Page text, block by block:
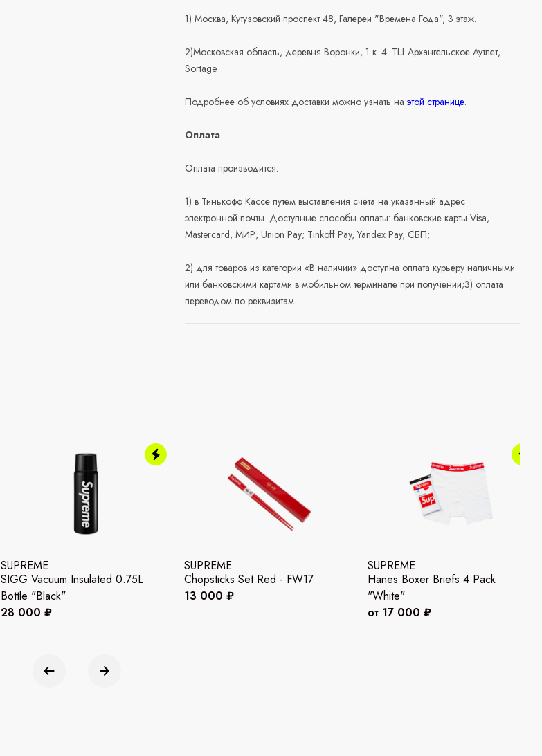
1) Москва, Кутузовский проспект 48, Галереи "Времена Года", 3 этаж.
2)Московская область, деревня Воронки, 1 к. 4. ТЦ Архангельское Аутлет,
Sortage.
Подробнее об условиях доставки можно узнать наэтой странице.
Оплата
Оплата производится:
1) в Тинькофф Кассе путем выставления счёта на указанный адрес
электронной почты. Доступные способы оплаты: банковские карты Visa,
Mastercard, МИР, Union Pay; Tinkoff Pay, Yandex Pay, СБП;
2) для товаров из категории «В наличии» доступна оплата курьеру наличными
или банковскими картами в мобильном терминале при получении;3) оплата
переводом по реквизитам.
SUPREME
SIGG Vacuum Insulated 0.75L
Bottle "Black"
28 000 ₽
SUPREME
Chopsticks Set Red - FW17
13 000 ₽
SUPREME
Hanes Boxer Briefs 4 Pack
"White"
от 17 000 ₽